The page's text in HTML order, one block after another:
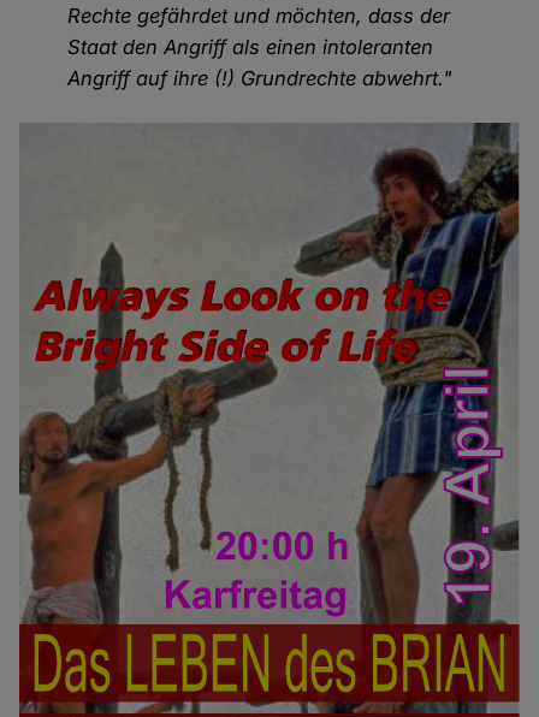
Rechte gefährdet und möchten, dass der
Staat den Angriff als einen intoleranten
Angriff auf ihre (!) Grundrechte abwehrt."